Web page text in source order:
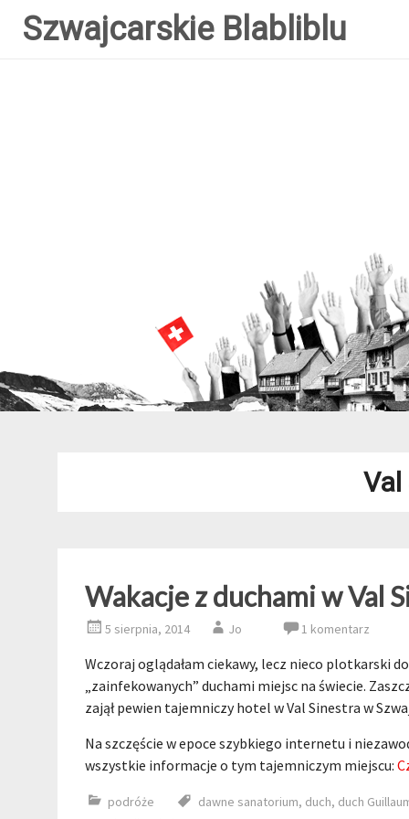
Szwajcarskie Blabliblu
Val
Wakacje z duchami w Val
5 sierpnia, 2014 Jo 1 komentarz
Wczoraj oglądałam ciekawy, lecz nieco plotkarski
„zainfekowanych” duchami miejsc na świecie.
zajął pewien tajemniczy hotel w Val Sinestra w
Na szczęście w epoce szybkiego internetu i
wszystkie informacje o tym tajemniczym miejscu:
podróże dawne sanatorium, duch, duch